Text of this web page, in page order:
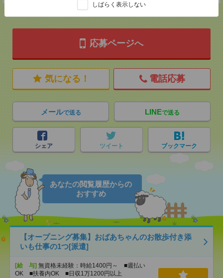
しばらく表示しない
応募ページへ
気になる！ 電話応募
メールで送る LINEで送る
シェア ツイート ブックマーク
あなたの閲覧履歴からの
おすすめ
【オープニング募集】おばあちゃんのお散歩付き添
いも仕事の1つ[派遣]
[給 与] 無資格未経験：時給1400円～ ■週払い
OK ■扶養内OK ■日収1万1200円以上